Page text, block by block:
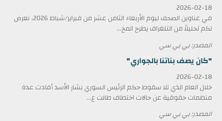
2026-02-18
في عناوين الصحف ليوم الأربعاء الثامن عشر من فبراير/شباط 2026، نعرض
لكم تحليلاً من التلغراف يطرح المخ...
المصدر: بي بي سي
"كان يصف بناتنا بالجواري"
2026-02-18
خلال العام الذي تلا سقوط حكم الرئيس السوري بشار الأسد أفادت عدة
منظمات حقوقية عن حالات اختطاف طالت ع...
المصدر: بي بي سي